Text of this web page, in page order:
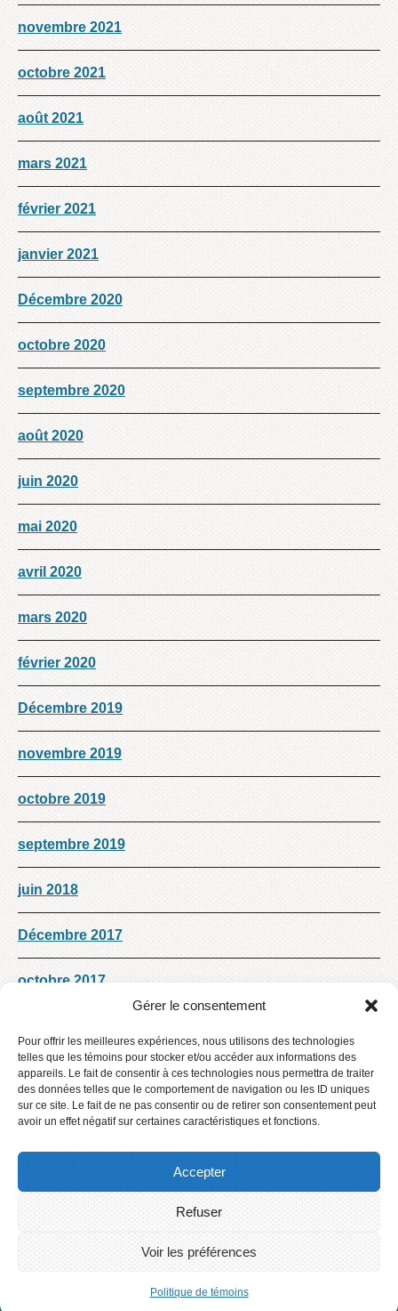
Gérer le consentement
Pour offrir les meilleures expériences, nous utilisons des technologies
telles que les témoins pour stocker et/ou accéder aux informations des
appareils. Le fait de consentir à ces technologies nous permettra de traiter
des données telles que le comportement de navigation ou les ID uniques
sur ce site. Le fait de ne pas consentir ou de retirer son consentement peut
avoir un effet négatif sur certaines caractéristiques et fonctions.
Accepter
Refuser
Voir les préférences
Politique de témoins
novembre 2021
octobre 2021
août 2021
mars 2021
février 2021
janvier 2021
Décembre 2020
octobre 2020
septembre 2020
août 2020
juin 2020
mai 2020
avril 2020
mars 2020
février 2020
Décembre 2019
novembre 2019
octobre 2019
septembre 2019
juin 2018
Décembre 2017
octobre 2017
août 2017
Décembre 2016
Accueil Contact
2016 © Centre de services scolaire des Phares